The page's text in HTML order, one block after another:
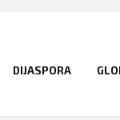
DIJASPORA